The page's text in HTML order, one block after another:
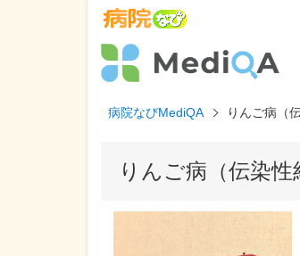
病院なびMediQA りんご病（
りんご病（伝染